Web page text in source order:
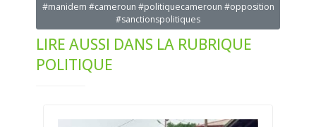
#manidem #cameroun #politiquecameroun #opposition
#sanctionspolitiques
LIRE AUSSI DANS LA RUBRIQUE
POLITIQUE